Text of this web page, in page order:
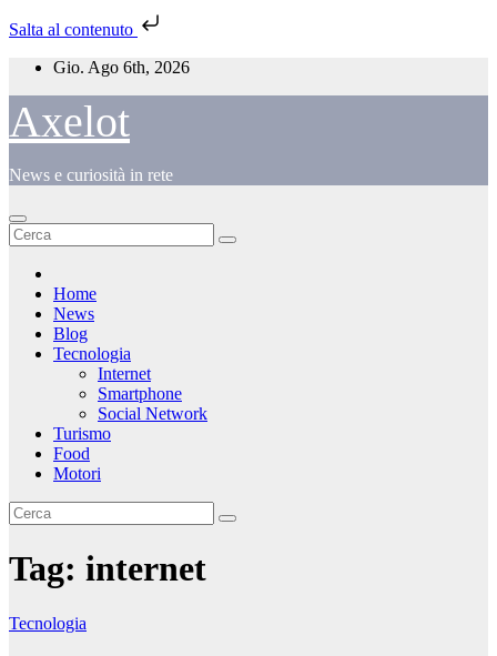
Salta al contenuto
Salta
contenuto
Gio. Ago 6th, 2026
Axelot
News e curiosità in rete
Home
News
Blog
Tecnologia
Internet
Smartphone
Social Network
Turismo
Food
Motori
Tag: internet
Tecnologia